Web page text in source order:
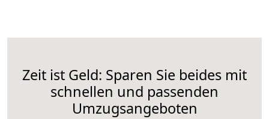
Zeit ist Geld: Sparen Sie beides mit
schnellen und passenden
Umzugsangeboten